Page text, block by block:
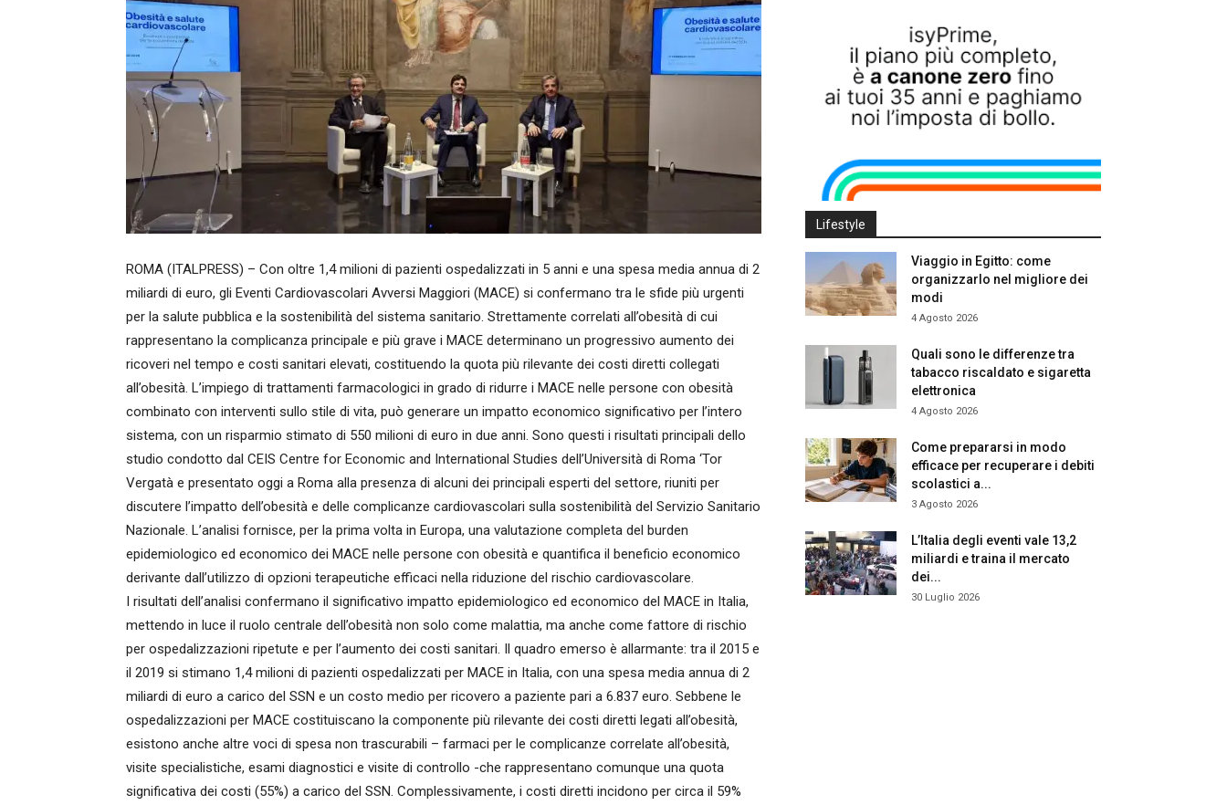
ROMA (ITALPRESS) – Con oltre 1,4 milioni di pazienti ospedalizzati in 5 anni e una spesa media annua di 2
miliardi di euro, gli Eventi Cardiovascolari Avversi Maggiori (MACE) si confermano tra le sfide più urgenti
per la salute pubblica e la sostenibilità del sistema sanitario. Strettamente correlati all’obesità di cui
rappresentano la complicanza principale e più grave i MACE determinano un progressivo aumento dei
ricoveri nel tempo e costi sanitari elevati, costituendo la quota più rilevante dei costi diretti collegati
all’obesità. L’impiego di trattamenti farmacologici in grado di ridurre i MACE nelle persone con obesità
combinato con interventi sullo stile di vita, può generare un impatto economico significativo per l’intero
sistema, con un risparmio stimato di 550 milioni di euro in due anni. Sono questi i risultati principali dello
studio condotto dal CEIS Centre for Economic and International Studies dell’Università di Roma ‘Tor
Vergatà e presentato oggi a Roma alla presenza di alcuni dei principali esperti del settore, riuniti per
discutere l’impatto dell’obesità e delle complicanze cardiovascolari sulla sostenibilità del Servizio Sanitario
Nazionale. L’analisi fornisce, per la prima volta in Europa, una valutazione completa del burden
epidemiologico ed economico dei MACE nelle persone con obesità e quantifica il beneficio economico
derivante dall’utilizzo di opzioni terapeutiche efficaci nella riduzione del rischio cardiovascolare.
I risultati dell’analisi confermano il significativo impatto epidemiologico ed economico del MACE in Italia,
mettendo in luce il ruolo centrale dell’obesità non solo come malattia, ma anche come fattore di rischio
per ospedalizzazioni ripetute e per l’aumento dei costi sanitari. Il quadro emerso è allarmante: tra il 2015 e
il 2019 si stimano 1,4 milioni di pazienti ospedalizzati per MACE in Italia, con una spesa media annua di 2
miliardi di euro a carico del SSN e un costo medio per ricovero a paziente pari a 6.837 euro. Sebbene le
ospedalizzazioni per MACE costituiscano la componente più rilevante dei costi diretti legati all’obesità,
esistono anche altre voci di spesa non trascurabili – farmaci per le complicanze correlate all’obesità,
visite specialistiche, esami diagnostici e visite di controllo -che rappresentano comunque una quota
significativa dei costi (55%) a carico del SSN. Complessivamente, i costi diretti incidono per circa il 59%
Lifestyle
Viaggio in Egitto: come
organizzarlo nel migliore dei
modi
4 Agosto 2026
Quali sono le differenze tra
tabacco riscaldato e sigaretta
elettronica
4 Agosto 2026
Come prepararsi in modo
efficace per recuperare i debiti
scolastici a...
3 Agosto 2026
L’Italia degli eventi vale 13,2
miliardi e traina il mercato
dei...
30 Luglio 2026